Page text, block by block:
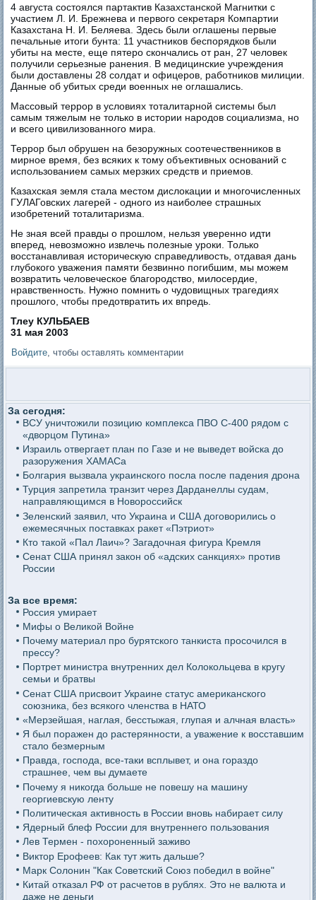
4 августа состоялся партактив Казахстанской Магнитки с
участием Л. И. Брежнева и первого секретаря Компартии
Казахстана Н. И. Беляева. Здесь были оглашены первые
печальные итоги бунта: 11 участников беспорядков были
убиты на месте, еще пятеро скончались от ран, 27 человек
получили серьезные ранения. В медицинские учреждения
были доставлены 28 солдат и офицеров, работников милиции.
Данные об убитых среди военных не оглашались.
Массовый террор в условиях тоталитарной системы был
самым тяжелым не только в истории народов социализма, но
и всего цивилизованного мира.
Террор был обрушен на безоружных соотечественников в
мирное время, без всяких к тому объективных оснований с
использованием самых мерзких средств и приемов.
Казахская земля стала местом дислокации и многочисленных
ГУЛАГовских лагерей - одного из наиболее страшных
изобретений тоталитаризма.
Не зная всей правды о прошлом, нельзя уверенно идти
вперед, невозможно извлечь полезные уроки. Только
восстанавливая историческую справедливость, отдавая дань
глубокого уважения памяти безвинно погибшим, мы можем
возвратить человеческое благородство, милосердие,
нравственность. Нужно помнить о чудовищных трагедиях
прошлого, чтобы предотвратить их впредь.
Тлеу КУЛЬБАЕВ
31 мая 2003
Войдите , чтобы оставлять комментарии
За сегодня:
ВСУ уничтожили позицию комплекса ПВО С-400 рядом с
«дворцом Путина»
Израиль отвергает план по Газе и не выведет войска до
разоружения ХАМАСа
Болгария вызвала украинского посла после падения дрона
Турция запретила транзит через Дарданеллы судам,
направляющимся в Новороссийск
Зеленский заявил, что Украина и США договорились о
ежемесячных поставках ракет «Пэтриот»
Кто такой «Пал Лаич»? Загадочная фигура Кремля
Сенат США принял закон об «адских санкциях» против
России
За все время:
Россия умирает
Мифы о Великой Войне
Почему материал про бурятского танкиста просочился в
прессу?
Портрет министра внутренних дел Колокольцева в кругу
семьи и братвы
Сенат США присвоит Украине статус американского
союзника, без всякого членства в НАТО
«Мерзейшая, наглая, бесстыжая, глупая и алчная власть»
Я был поражен до растерянности, а уважение к восставшим
стало безмерным
Правда, господа, все-таки всплывет, и она гораздо
страшнее, чем вы думаете
Почему я никогда больше не повешу на машину
георгиевскую ленту
Политическая активность в России вновь набирает силу
Ядерный блеф России для внутреннего пользования
Лев Термен - похороненный заживо
Виктор Ерофеев: Как тут жить дальше?
Марк Солонин "Как Советский Союз победил в войне"
Китай отказал РФ от расчетов в рублях. Это не валюта и
даже не деньги